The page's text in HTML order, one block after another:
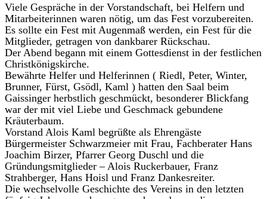
Viele Gespräche in der Vorstandschaft, bei Helfern und
Mitarbeiterinnen waren nötig, um das Fest vorzubereiten.
Es sollte ein Fest mit Augenmaß werden, ein Fest für die
Mitglieder, getragen von dankbarer Rückschau.
Der Abend begann mit einem Gottesdienst in der festlichen
Christkönigskirche.
Bewährte Helfer und Helferinnen ( Riedl, Peter, Winter,
Brunner, Fürst, Gsödl, Kaml ) hatten den Saal beim
Gaissinger herbstlich geschmückt, besonderer Blickfang
war der mit viel Liebe und Geschmack gebundene
Kräuterbaum.
Vorstand Alois Kaml begrüßte als Ehrengäste
Bürgermeister Schwarzmeier mit Frau, Fachberater Hans
Joachim Birzer, Pfarrer Georg Duschl und die
Gründungsmitglieder – Alois Ruckerbauer, Franz
Strahberger, Hans Hoisl und Franz Dankesreiter.
Die wechselvolle Geschichte des Vereins in den letzten